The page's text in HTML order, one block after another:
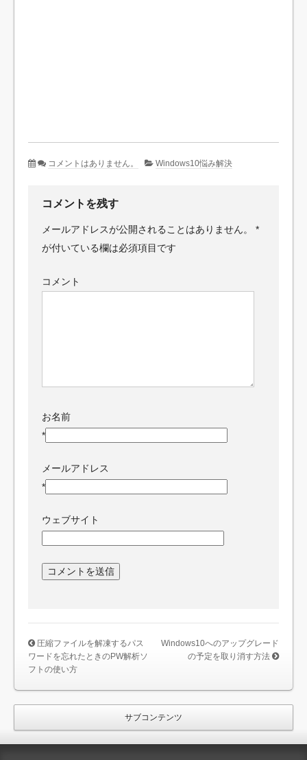
コメントはありません。 Windows10悩み解決
コメントを残す
メールアドレスが公開されることはありません。
*
が付いている欄は必須項目です
コメント
お名前
*
メールアドレス
*
ウェブサイト
圧縮ファイルを解凍するパス
ワードを忘れたときのPW解析ソ
フトの使い方
Windows10へのアップグレード
の予定を取り消す方法
サブコンテンツ